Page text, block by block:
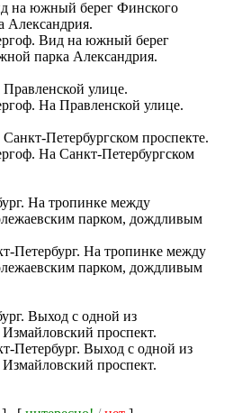
Вид на южный берег
парка Александрия.
На Правленской улице.
На Санкт-Петербургском
Петербург. На тропинке между
парком, дождливым
Петербург. Выход с одной из
проспект.